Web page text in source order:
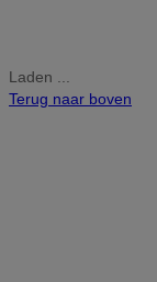
Laden ...
Terug naar boven